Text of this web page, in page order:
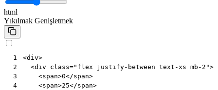
html
Yıkılmak Genişletmek
1
2
3
4
<div>
<div class="flex justify-between text-xs mb-2">
<span>0</span>
<span>25</span>